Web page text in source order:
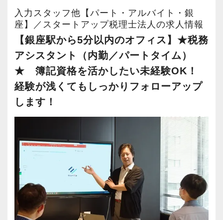
事業拡大を続けています。
安定性抜群の環境で自己成長を実現できます。
社員の持つ「やる・やりたい」という気持ちを
大事にしているため、資格を持っていなくて
も、スピーディーなキャリアアップが可能で
す！
充実した実務重視のOJTで、安心して職務経験
と知識をゼロから身に付けられます！
税務・会計の経験と知識を磨きながらステップ
アップを目指しませんか？
【対象業種100種以上！節税・融資・税務調査に
強い税理士法人です】
入力スタッフ他【パート・アルバイト・銀
座】／スタートアップ税理士法人の求人情報
【銀座駅から5分以内のオフィス】★税務
アシスタント（内勤／パートタイム）
★ 簿記資格を活かしたい未経験OK！
経験が浅くてもしっかりフォローアップ
します！